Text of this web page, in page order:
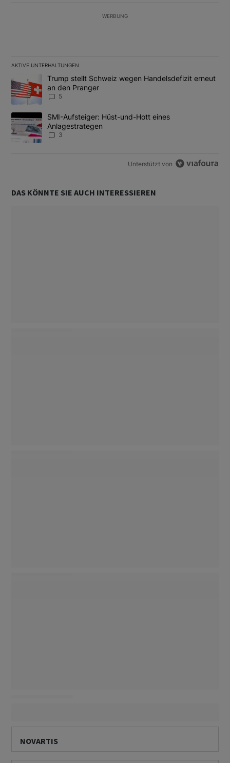
WERBUNG
AKTIVE UNTERHALTUNGEN
Das Folgende ist eine Liste der am meisten kommentierten
Ein Trendartikel mit dem Titel "Trump stellt Schweiz wegen
Trump stellt Schweiz wegen Handelsdefizit erneut
an den Pranger
5
Ein Trendartikel mit dem Titel "SMI-Aufsteiger: Hüst-und-Hott
SMI-Aufsteiger: Hüst-und-Hott eines
Anlagestrategen
3
Unterstützt von
DAS KÖNNTE SIE AUCH INTERESSIEREN
NOVARTIS